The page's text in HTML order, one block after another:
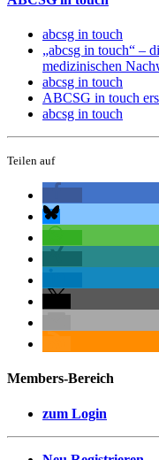
abcsg in touch
„abcsg in touch“ –
medizinischen
abcsg in touch
ABCSG in touch
abcsg in touch
Teilen auf
Members-Bereich
zum Login